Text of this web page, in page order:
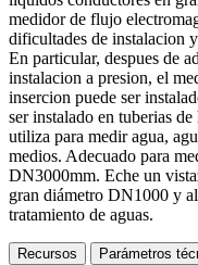
medidor de flujo
dificultades de instalacion
En particular, despues de
instalacion a presion, el
insercion puede ser
ser instalado en tuberias
utiliza para medir agua,
medios. Adecuado para
DN3000mm. Eche un
gran diámetro DN1000 y
tratamiento de aguas.
Recursos Parámetros